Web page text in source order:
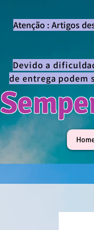
Atenção : Artigos
Devido a
de entrega podem